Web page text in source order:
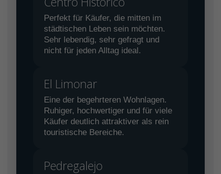
Perfekt für Käufer, die mitten im
städtischen Leben sein möchten.
Sehr lebendig, sehr gefragt und
nicht für jeden Alltag ideal.
El Limonar
Eine der begehrteren Wohnlagen.
Ruhiger, hochwertiger und für viele
Käufer deutlich attraktiver als rein
touristische Bereiche.
Pedregalejo